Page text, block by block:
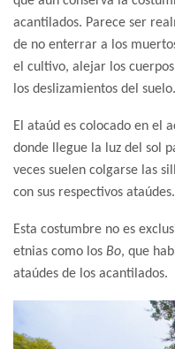
acantilados. Parece ser
de no enterrar a los
el cultivo, alejar los
los deslizamientos del suelo.
El ataúd es colocado en el
donde llegue la luz del sol
veces suelen colgarse las
con sus respectivos ataúdes.
Esta costumbre no es
etnias como los Bo, que
ataúdes de los acantilados.